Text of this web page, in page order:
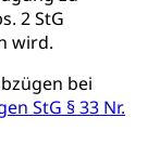
2 StG
wird.
bei
StG § 33 Nr.
Erbe,
Tanz,